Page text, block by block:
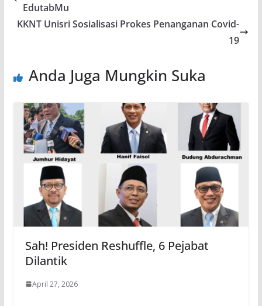
EdutabMu
KKNT Unisri Sosialisasi Prokes Penanganan Covid-
19
Anda Juga Mungkin Suka
Sah! Presiden Reshuffle, 6 Pejabat
Dilantik
April 27, 2026